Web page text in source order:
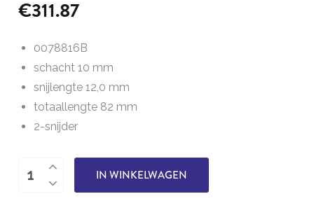
€311.87
0078816B
schacht 10 mm
snijlengte 12,0 mm
totaallengte 82 mm
2-snijder
Vlakfrees
IN WINKELWAGEN